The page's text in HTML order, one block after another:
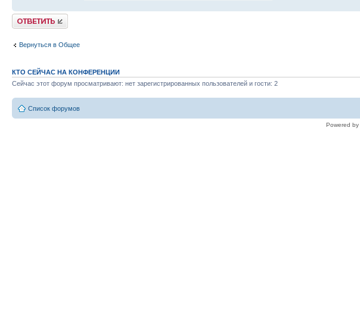
Ответить
Вернуться в Общее
КТО СЕЙЧАС НА КОНФЕРЕНЦИИ
Сейчас этот форум просматривают: нет зарегистрированных пользователей и гости: 2
Список форумов
Powered by